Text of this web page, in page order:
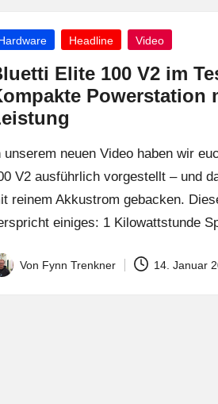
Headline Video
Elite 100 V2 im
Powerstation
unserem neuen Video haben wir
V2 ausführlich vorgestellt – und
reinem Akkustrom gebacken.
einiges: 1 Kilowattstunde
Von Fynn Trenkner 14. Januar